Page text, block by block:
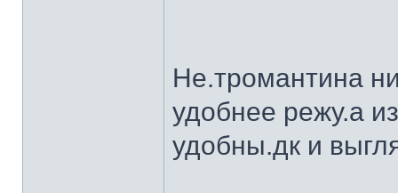
Не.тромантина
удобнее режу.а
удобны.дк и